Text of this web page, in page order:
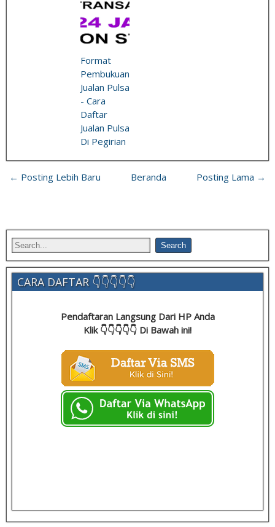
Format
Pembukuan
Jualan Pulsa
- Cara
Daftar
Jualan Pulsa
Di Pegirian
← Posting Lebih Baru Posting Lama →
Beranda
CARA DAFTAR 👇👇👇👇👇
Pendaftaran Langsung Dari HP Anda
Klik 👇👇👇👇👇 Di Bawah ini!